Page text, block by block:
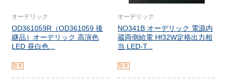
オーデリック
OD361059R（OD361059 後
継品）オーデリック 高演色
LED 昼白色...
取寄
オーデリック
NO341B オーデリック 電源内
蔵両側給電 Hf32W定格出力相
当 LED-T...
取寄